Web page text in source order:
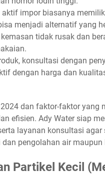
aktif impor biasanya
menjadi alternatif yang
tidak rusak dan
konsultasi dengan
dengan harga dan
dan faktor-faktor yang
efisien. Ady Water siap
layanan konsultasi agar
pengolahan air maupun
Partikel Kecil